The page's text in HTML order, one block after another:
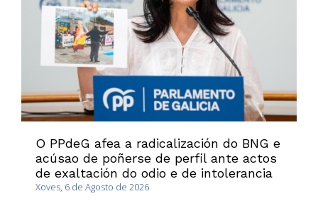
O PPdeG afea a radicalización do BNG e
acúsao de poñerse de perfil ante actos
de exaltación do odio e de intolerancia
Xoves, 6 de Agosto de 2026